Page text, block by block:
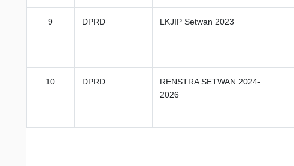
9 DPRD LKJIP Setwan 2023
10 DPRD
RENSTRA SETWAN 2024-
2026